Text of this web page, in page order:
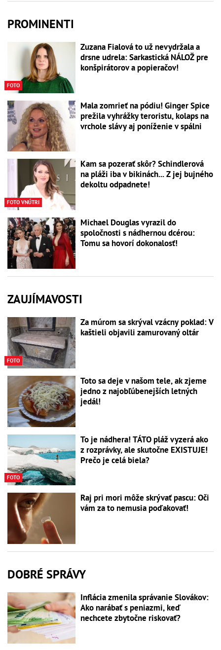
PROMINENTI
FOTO
Zuzana Fialová to už nevydržala a
drsne udrela: Sarkastická NÁLOŽ pre
konšpirátorov a popieračov!
Mala zomrieť na pódiu! Ginger Spice
prežila vyhrážky teroristu, kolaps na
vrchole slávy aj poníženie v spálni
FOTO VNÚTRI
Kam sa pozerať skôr? Schindlerová
na pláži iba v bikinách... Z jej bujného
dekoltu odpadnete!
Michael Douglas vyrazil do
spoločnosti s nádhernou dcérou:
Tomu sa hovorí dokonalosť!
ZAUJÍMAVOSTI
FOTO
Za múrom sa skrýval vzácny poklad: V
kaštieli objavili zamurovaný oltár
Toto sa deje v našom tele, ak zjeme
jedno z najobľúbenejších letných
jedál!
FOTO
To je nádhera! TÁTO pláž vyzerá ako
z rozprávky, ale skutočne EXISTUJE!
Prečo je celá biela?
Raj pri mori môže skrývať pascu: Oči
vám za to nemusia poďakovať!
DOBRÉ SPRÁVY
Inflácia zmenila správanie Slovákov:
Ako narábať s peniazmi, keď
nechcete zbytočne riskovať?